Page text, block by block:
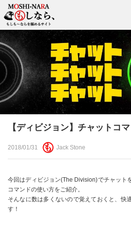
【ディビジョン】チャットコ
2018/01/31 Jack Stone
今回はディビジョン(The Division)でチャット
コマンドの使い方をご紹介。
そんなに数は多くないので覚えておくと、快
す！